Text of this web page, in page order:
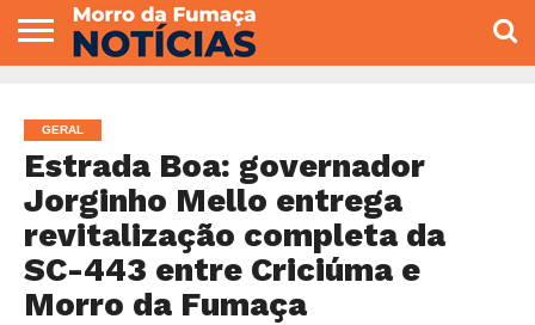
VEREADORES
GERAL
Estrada Boa: governador
Jorginho Mello entrega
revitalização completa da
SC-443 entre Criciúma e
Morro da Fumaça